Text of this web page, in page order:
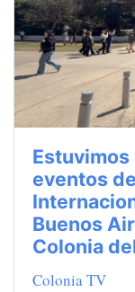
eventos
Buenos
Colonia
Colonia TV